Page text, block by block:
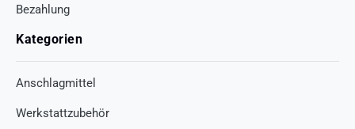
Bezahlung
Kategorien
Anschlagmittel
Werkstattzubehör